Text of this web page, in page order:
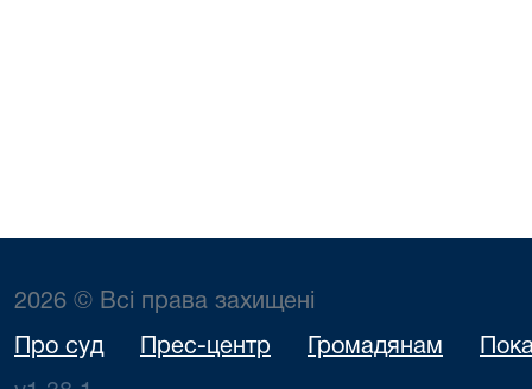
2026 © Всі права захищені
Про суд Прес-центр Громадянам